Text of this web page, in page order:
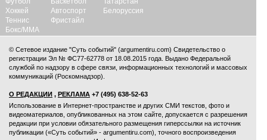
Хоккей
Теннис
Бокс/ММА
Автоспорт
Фристайл
Белоруссия
© Сетевое издание "Суть событий" (argumentiru.com) Свидетельство о
регистрации Эл № ФС77-62778 от 18.08.2015 года. Выдано Федеральной
службой по надзору в сфере связи, информационных технологий и массовых
коммуникаций (Роскомнадзор).
О РЕДАКЦИИ , РЕКЛАМА +7 (495) 638-52-63
Использование в Интернет-пространстве и других СМИ текстов, фото и
видеоматериалов, опубликованных на этом сайте, допускается с разрешения
редакции при условии обязательного размещения гиперссылки на источник
публикации («Суть событий» - argumentiru.com), точного воспроизведения